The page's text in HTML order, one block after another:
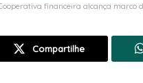
financeira alcança marco
Compartilhe